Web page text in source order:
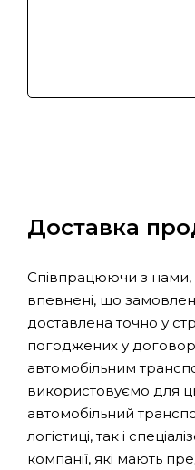
Доставка
Співпрацюючи з
впевнені, що
доставлена точно у
погоджених у
автомобільним
використовуємо для
автомобільний
логістиці, так і
компанії, які мають